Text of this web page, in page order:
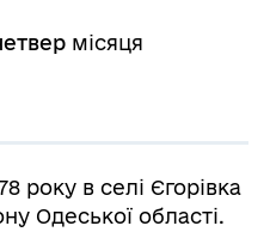
місяця
року в селі Єгорівка
Одеської області.